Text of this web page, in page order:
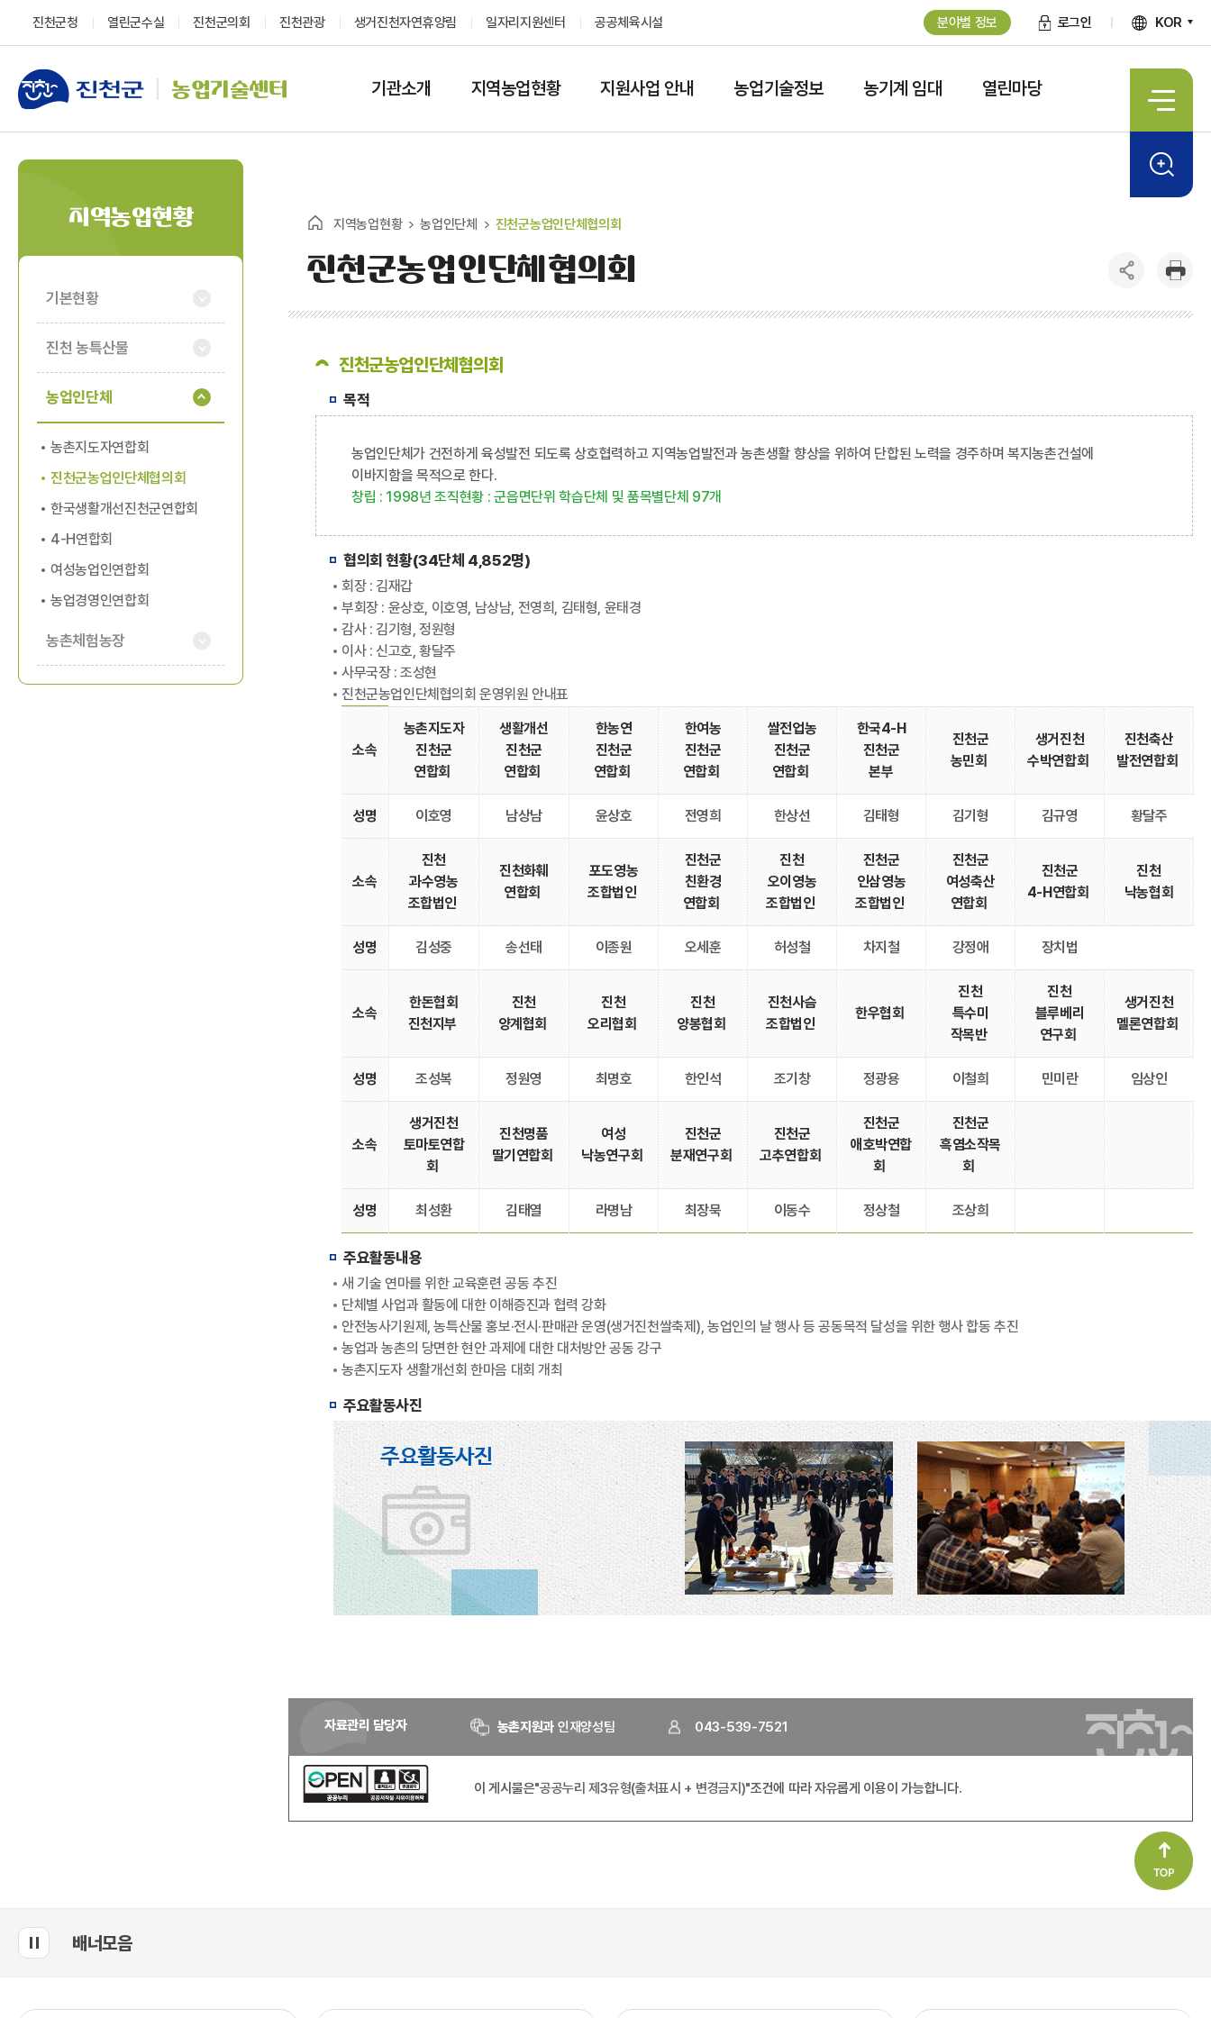
진천군청 열린군수실 진천군의회 진천관광 생거진천자연휴양림 일자리지원센터 공공체육시설 분야별 정보 로그인 KOR
농업기술센터 기관소개 지역농업현황 지원사업 안내 농업기술정보 농기계 임대 열린마당
지역농업현황
기본현황
진천 농특산물
농업인단체
농촌지도자연합회
진천군농업인단체협의회
한국생활개선진천군연합회
4-H연합회
여성농업인연합회
농업경영인연합회
농촌체험농장
지역농업현황 농업인단체 진천군농업인단체협의회
진천군농업인단체협의회
진천군농업인단체협의회
목적
농업인단체가 건전하게 육성발전 되도록 상호협력하고 지역농업발전과 농촌생활 향상을 위하여 단합된 노력을 경주하며 복지농촌건설에
이바지함을 목적으로 한다.
창립 : 1998년 조직현황 : 군읍면단위 학습단체 및 품목별단체 97개
협의회 현황(34단체 4,852명)
회장 : 김재갑
부회장 : 윤상호, 이호영, 남상남, 전영희, 김태형, 윤태경
감사 : 김기형, 정원형
이사 : 신고호, 황달주
사무국장 : 조성현
진천군농업인단체협의회 운영위원 안내표
소속
농촌지도자
진천군
연합회
생활개선
진천군
연합회
한농연
진천군
연합회
한여농
진천군
연합회
쌀전업농
진천군
연합회
한국4-H
진천군
본부
진천군
농민회
생거진천
수박연합회
진천축산
발전연합회
성명 이호영 남상남 윤상호 전영희 한상선 김태형 김기형 김규영 황달주
소속
진천
과수영농
조합법인
진천화훼
연합회
포도영농
조합법인
진천군
친환경
연합회
진천
오이영농
조합법인
진천군
인삼영농
조합법인
진천군
여성축산
연합회
진천군
4-H연합회
진천
낙농협회
성명 김성중 송선태 이종원 오세훈 허성철 차지철 강정애 장치법
소속
한돈협회
진천지부
진천
양계협회
진천
오리협회
진천
양봉협회
진천사슴
조합법인
한우협회
진천
특수미
작목반
진천
블루베리
연구회
생거진천
멜론연합회
성명 조성복 정원영 최명호 한인석 조기창 정광용 이철희 민미란 임상인
소속
생거진천
토마토연합
회
진천명품
딸기연합회
여성
낙농연구회
진천군
분재연구회
진천군
고추연합회
진천군
애호박연합
회
진천군
흑염소작목
회
성명 최성환 김태열 라명남 최장묵 이동수 정상철 조상희
주요활동내용
새 기술 연마를 위한 교육훈련 공동 추진
단체별 사업과 활동에 대한 이해증진과 협력 강화
안전농사기원제, 농특산물 홍보·전시·판매관 운영(생거진천쌀축제), 농업인의 날 행사 등 공동목적 달성을 위한 행사 합동 추진
농업과 농촌의 당면한 현안 과제에 대한 대처방안 공동 강구
농촌지도자 생활개선회 한마음 대회 개최
주요활동사진
자료관리 담당자 농촌지원과 인재양성팀 043-539-7521
이 게시물은"공공누리 제3유형(출처표시 + 변경금지)"조건에 따라 자유롭게 이용이 가능합니다.
배너모음